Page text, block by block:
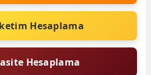
Hesaplama
Hesaplama